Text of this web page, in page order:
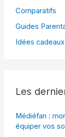
Comparatifs
Guides
Idées cadeaux
Les
Médiéfan :
équiper vos